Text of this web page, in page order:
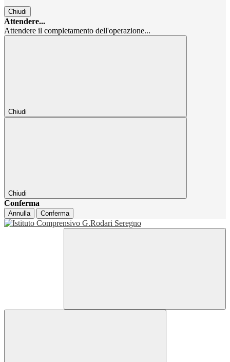
Chiudi
Attendere...
Attendere il completamento dell'operazione...
Chiudi
Chiudi
Conferma
Annulla Conferma